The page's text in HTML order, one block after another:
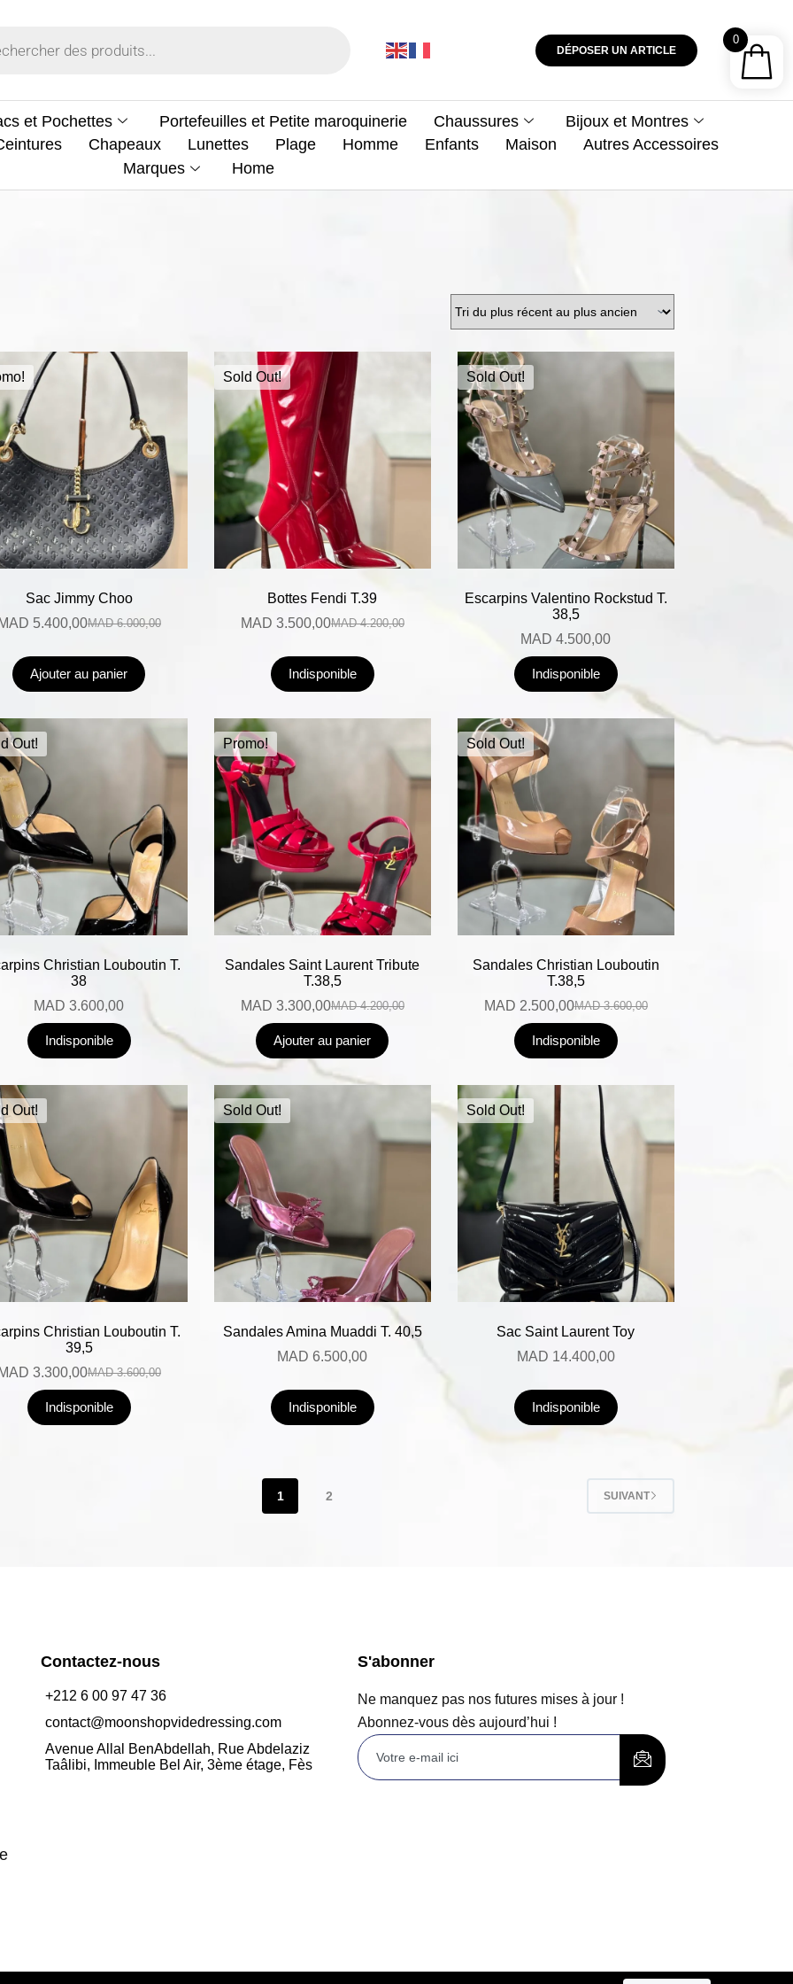
DÉPOSER UN ARTICLE
et Pochettes Portefeuilles et Petite maroquinerie Chaussures
Bijoux et Montres
Chapeaux Lunettes Plage Homme Enfants Maison
Autres Accessoires
Marques
Home
Sac Jimmy Choo
MAD6.000,00
5.400,00
Ajouter au panier
Sold Out!
Bottes Fendi T.39
MAD4.200,00
MAD 3.500,00
Indisponible
Sold Out!
Escarpins Valentino Rockstud T.
38,5
MAD 4.500,00
Indisponible
Out!
Christian Louboutin T.
38
MAD 3.600,00
Indisponible
Promo!
Sandales Saint Laurent Tribute
T.38,5
MAD4.200,00
MAD 3.300,00
Ajouter au panier
Sold Out!
Sandales Christian Louboutin
T.38,5
MAD3.600,00
MAD 2.500,00
Indisponible
Out!
Christian Louboutin T.
39,5
MAD3.600,00
3.300,00
Indisponible
Sold Out!
Sandales Amina Muaddi T. 40,5
MAD 6.500,00
Indisponible
Sold Out!
Sac Saint Laurent Toy
MAD 14.400,00
Indisponible
1 2 SUIVANT
Contactez-nous
+212 6 00 97 47 36
contact@moonshopvidedressing.com
Avenue Allal BenAbdellah, Rue Abdelaziz
Taâlibi, Immeuble Bel Air, 3ème étage, Fès
S'abonner
Ne manquez pas nos futures mises à jour !
Abonnez-vous dès aujourd’hui !
0